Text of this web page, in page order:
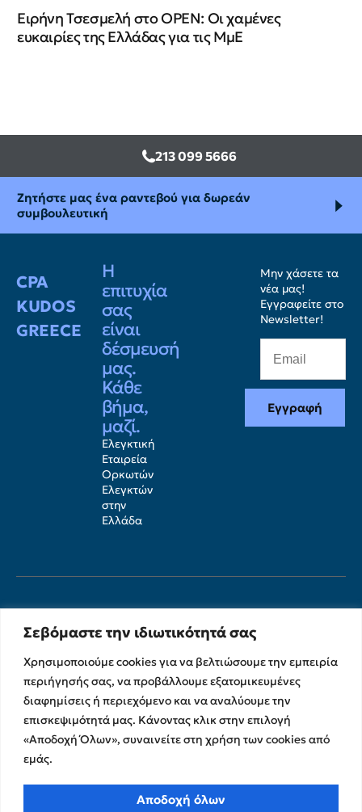
Σεβόμαστε την ιδιωτικότητά σας
Χρησιμοποιούμε cookies για να βελτιώσουμε την εμπειρία
περιήγησής σας, να προβάλλουμε εξατομικευμένες
διαφημίσεις ή περιεχόμενο και να αναλύουμε την
επισκεψιμότητά μας. Κάνοντας κλικ στην επιλογή
«Αποδοχή Όλων», συναινείτε στη χρήση των cookies από
εμάς.
Αποδοχή όλων
Ειρήνη Τσεσμελή στο OPEN: Οι χαμένες
ευκαιρίες της Ελλάδας για τις ΜμΕ
213 099 5666
Ζητήστε μας ένα ραντεβού για δωρεάν
συμβουλευτική
CPA
KUDOS
GREECE
Η
επιτυχία
σας
είναι
δέσμευσή
μας.
Κάθε
βήμα,
μαζί.
Ελεγκτική
Εταιρεία
Ορκωτών
Ελεγκτών
στην
Ελλάδα
Μην χάσετε τα
νέα μας!
Εγγραφείτε στο
Newsletter!
Εγγραφή
Υπηρεσίες
Υπηρεσίες Ελέγχου &
Διασφάλισης
Συμβουλευτικές Υπηρεσίες
Σχετικά με εμάς
Ο Όμιλος
Ευκαιρίες Καριέρας
Στρατηγικές Συνεργασίες